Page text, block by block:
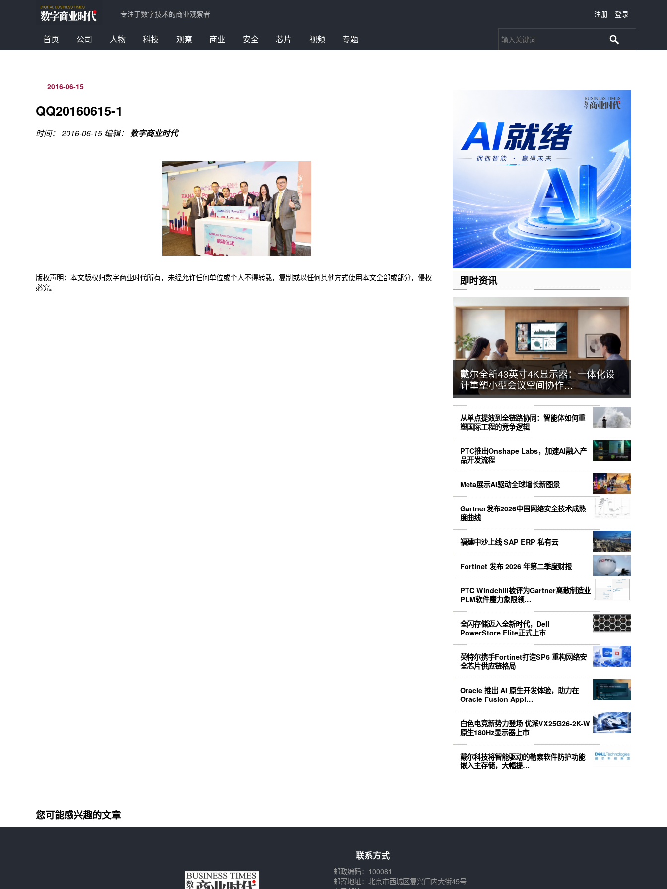
专注于数字技术的商业观察者 注册 登录
首页 公司 人物 科技 观察 商业 安全 芯片 视频 专题
2016-06-15
QQ20160615-1
时间： 2016-06-15编辑： 数字商业时代
版权声明：本文版权归数字商业时代所有，未经允许任何单位或个人不得转载，复制或以任何其他方式使用本文全部或部分，侵权
必究。
即时资讯
戴尔全新43英寸4K显示器：一体化设
计重塑小型会议空间协作…
从单点提效到全链路协同：智能体如何重
塑国际工程的竞争逻辑
PTC推出Onshape Labs，加速AI融入产
品开发流程
Meta展示AI驱动全球增长新图景
Gartner发布2026中国网络安全技术成熟
度曲线
福建中沙上线 SAP ERP 私有云
Fortinet 发布 2026 年第二季度财报
PTC Windchill被评为Gartner离散制造业
PLM软件魔力象限领…
全闪存储迈入全新时代，Dell
PowerStore Elite正式上市
英特尔携手Fortinet打造SP6 重构网络安
全芯片供应链格局
Oracle 推出 AI 原生开发体验，助力在
Oracle Fusion Appl…
白色电竞新势力登场 优派VX25G26-2K-W
原生180Hz显示器上市
戴尔科技将智能驱动的勒索软件防护功能
嵌入主存储，大幅提…
您可能感兴趣的文章
联系方式
邮政编码：100081
邮寄地址：北京市西城区复兴门内大街45号